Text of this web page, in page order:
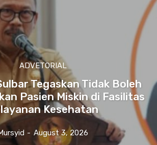
ADVETORIAL
Tegaskan Tidak Boleh
Pasien Miskin di Fasilitas
Kesehatan
- August 3, 2026